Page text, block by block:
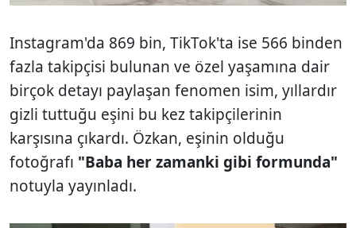
Instagram'da 869 bin, TikTok'ta ise 566 binden
fazla takipçisi bulunan ve özel yaşamına dair
birçok detayı paylaşan fenomen isim, yıllardır
gizli tuttuğu eşini bu kez takipçilerinin
karşısına çıkardı. Özkan, eşinin olduğu
fotoğrafı "Baba her zamanki gibi formunda"
notuyla yayınladı.